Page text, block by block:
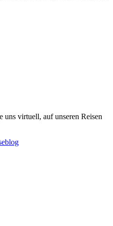
uns virtuell, auf unseren Reisen